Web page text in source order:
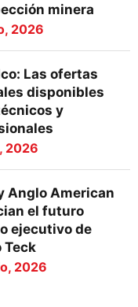
minera
2026
Las ofertas
disponibles
y
2026
Anglo American
el futuro
ejecutivo de
Teck
2026